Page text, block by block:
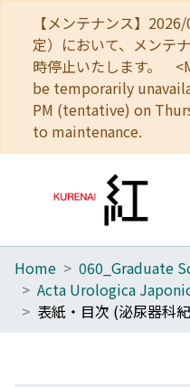
【メンテナンス】
定）において、メンテ
時停止いたします。
be temporarily
PM (tentative) on
to maintenance.
Home
Communities
Home
Acta Urologica